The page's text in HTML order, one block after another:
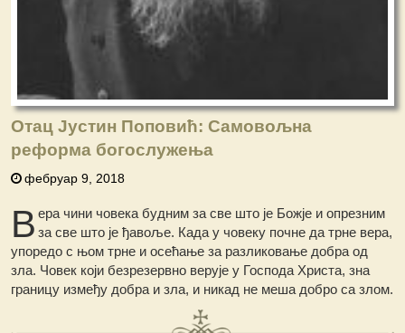
Отац Јустин Поповић: Самовољна
реформа богослужења
фебруар 9, 2018
В ера чини човека будним за све што је Божје и опрезним
за све што је ђавоље. Када у човеку почне да трне вера,
упоредо с њом трне и осећање за разликовање добра од
зла. Човек који безрезервно верује у Господа Христа, зна
границу између добра и зла, и никад не меша добро са злом.